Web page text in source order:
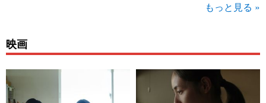
もっと見る »
映画